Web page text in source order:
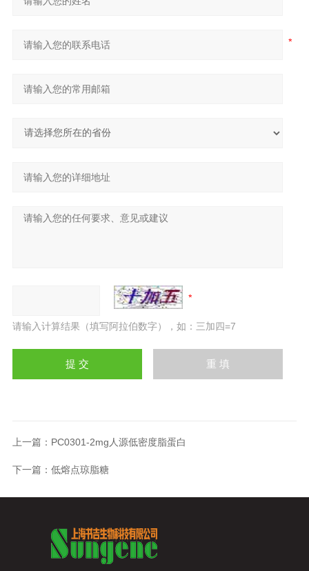
请输入计算结果（填写阿拉伯数字），如：三加四=7
上一篇： PC0301-2mg人源低密度脂蛋白
下一篇： 低熔点琼脂糖